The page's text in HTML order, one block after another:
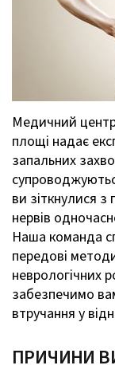
Медичний центр
площі надає
запальних
ви зіткнулися
нервів
Наша команда
передові
неврологічних
забезпечимо
втручання у
ПРИЧИНИ